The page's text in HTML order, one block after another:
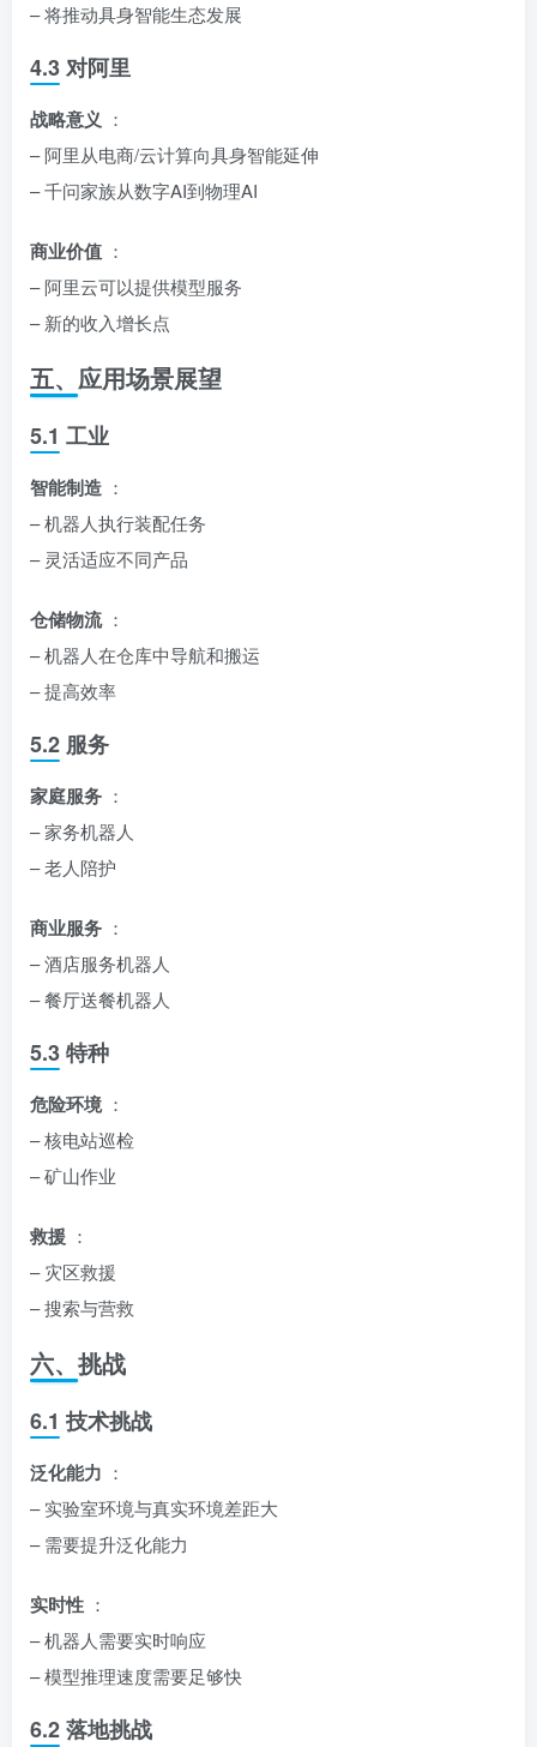
– 将推动具身智能生态发展
4.3 对阿里
战略意义 ：
– 阿里从电商/云计算向具身智能延伸
– 千问家族从数字AI到物理AI
商业价值 ：
– 阿里云可以提供模型服务
– 新的收入增长点
五、应用场景展望
5.1 工业
智能制造 ：
– 机器人执行装配任务
– 灵活适应不同产品
仓储物流 ：
– 机器人在仓库中导航和搬运
– 提高效率
5.2 服务
家庭服务 ：
– 家务机器人
– 老人陪护
商业服务 ：
– 酒店服务机器人
– 餐厅送餐机器人
5.3 特种
危险环境 ：
– 核电站巡检
– 矿山作业
救援 ：
– 灾区救援
– 搜索与营救
六、挑战
6.1 技术挑战
泛化能力 ：
– 实验室环境与真实环境差距大
– 需要提升泛化能力
实时性 ：
– 机器人需要实时响应
– 模型推理速度需要足够快
6.2 落地挑战